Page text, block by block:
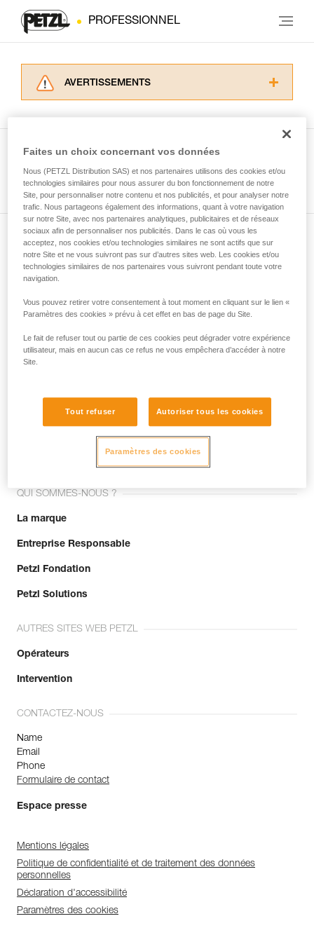
PROFESSIONNEL
AVERTISSEMENTS
informations de la notice technique pour
d’informations.
Maîtriser ces techniques nécessite une
formation et un entraînement spécifique. Validez
avec un professionnel votre capacité à refaire
la manipulation, seul, en toute sécurité, avant
de la reproduire en autonomie.
Nous donnons des exemples de techniques
Voir tous les conseils
Abonnez-vous à la newsletter
et restez connecté à notre actualité
Email *
Rejoignez la communauté !
QUI SOMMES-NOUS ?
La marque
Entreprise Responsable
Petzl Fondation
Petzl Solutions
AUTRES SITES WEB PETZL
Opérateurs
Intervention
CONTACTEZ-NOUS
Name
Email
Phone
Formulaire de contact
Espace presse
Mentions légales
Politique de confidentialité et de traitement des données
personnelles
Déclaration d'accessibilité
Paramètres des cookies
Faites un choix concernant vos données
Nous (PETZL Distribution SAS) et nos partenaires utilisons des cookies et/ou
technologies similaires pour nous assurer du bon fonctionnement de notre
Site, pour personnaliser notre contenu et nos publicités, et pour analyser notre
trafic. Nous partageons également des informations, quant à votre navigation
sur notre Site, avec nos partenaires analytiques, publicitaires et de réseaux
sociaux afin de personnaliser nos publicités. Dans le cas où vous les
acceptez, nos cookies et/ou technologies similaires ne sont actifs que sur
notre Site et ne vous suivront pas sur d’autres sites web. Les cookies et/ou
technologies similaires de nos partenaires vous suivront pendant toute votre
navigation.
Vous pouvez retirer votre consentement à tout moment en cliquant sur le lien «
Paramètres des cookies » prévu à cet effet en bas de page du Site.
Le fait de refuser tout ou partie de ces cookies peut dégrader votre expérience
utilisateur, mais en aucun cas ce refus ne vous empêchera d’accéder à notre
Site.
Tout refuser Autoriser tous les cookies
Paramètres des cookies